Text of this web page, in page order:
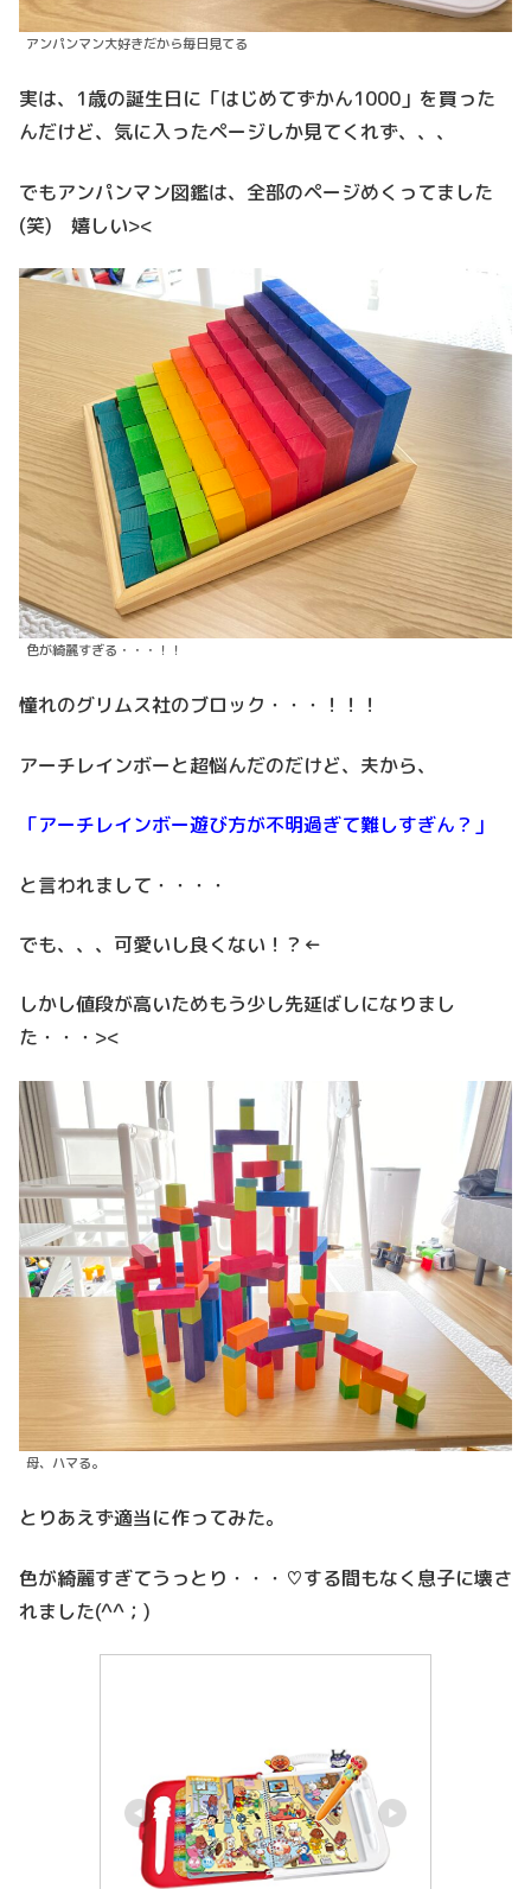
アンパンマン大好きだから毎日見てる
実は、1歳の誕生日に「はじめてずかん1000」を買った
んだけど、気に入ったページしか見てくれず、、、
でもアンパンマン図鑑は、全部のページめくってました
(笑) 嬉しい><
色が綺麗すぎる・・・！！
憧れのグリムス社のブロック・・・！！！
アーチレインボーと超悩んだのだけど、夫から、
「アーチレインボー遊び方が不明過ぎて難しすぎん？」
と言われまして・・・・
でも、、、可愛いし良くない！？←
しかし値段が高いためもう少し先延ばしになりまし
た・・・><
母、ハマる。
とりあえず適当に作ってみた。
色が綺麗すぎてうっとり・・・♡する間もなく息子に壊さ
れました(^^；)